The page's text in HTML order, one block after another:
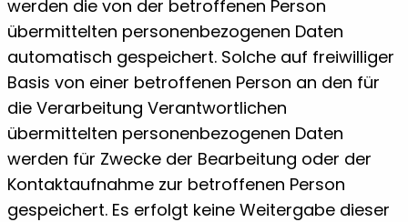
werden die von der betroffenen Person
übermittelten personenbezogenen Daten
automatisch gespeichert. Solche auf freiwilliger
Basis von einer betroffenen Person an den für
die Verarbeitung Verantwortlichen
übermittelten personenbezogenen Daten
werden für Zwecke der Bearbeitung oder der
Kontaktaufnahme zur betroffenen Person
gespeichert. Es erfolgt keine Weitergabe dieser